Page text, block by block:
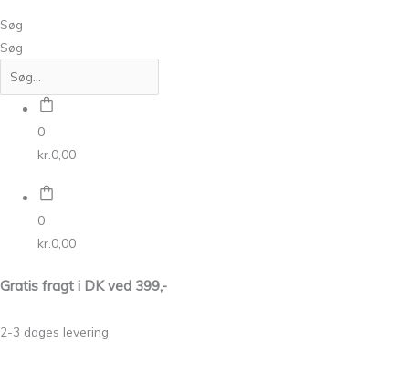
Søg
Søg
0
kr. 0,00
0
kr. 0,00
Gratis fragt i DK ved 399,-
2-3 dages levering